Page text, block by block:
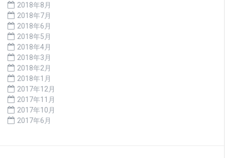
2018年8月
2018年7月
2018年6月
2018年5月
2018年4月
2018年3月
2018年2月
2018年1月
2017年12月
2017年11月
2017年10月
2017年6月